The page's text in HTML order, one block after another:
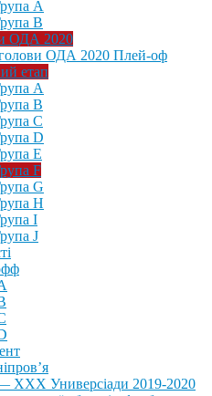
А
В
ОДА 2020
ОДА 2020 Плей-оф
етап
A
B
C
D
E
F
G
H
I
J
ХХХ Универсіади 2019-2020